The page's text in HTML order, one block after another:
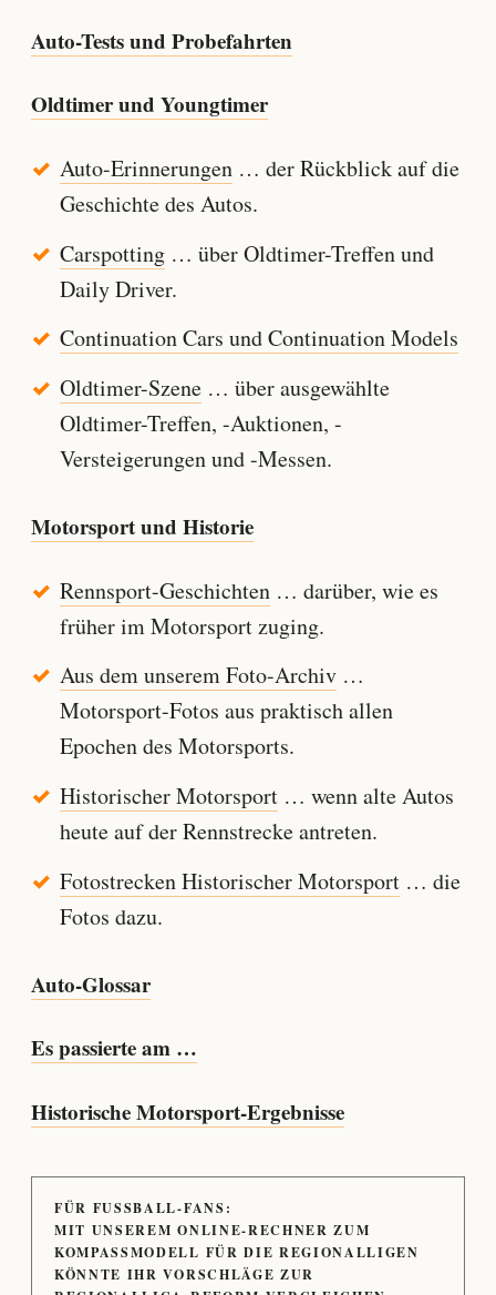
Auto-Tests und Probefahrten
Oldtimer und Youngtimer
Auto-Erinnerungen… der Rückblick auf die
Geschichte des Autos.
Carspotting… über Oldtimer-Treffen und
Daily Driver.
Continuation Cars und Continuation Models
Oldtimer-Szene… über ausgewählte
Oldtimer-Treffen, -Auktionen, -
Versteigerungen und -Messen.
Motorsport und Historie
Rennsport-Geschichten… darüber, wie es
früher im Motorsport zuging.
Aus dem unserem Foto-Archiv…
Motorsport-Fotos aus praktisch allen
Epochen des Motorsports.
Historischer Motorsport… wenn alte Autos
heute auf der Rennstrecke antreten.
Fotostrecken Historischer Motorsport… die
Fotos dazu.
Auto-Glossar
Es passierte am …
Historische Motorsport-Ergebnisse
FÜR FUSSBALL-FANS:
MIT UNSEREM ONLINE-RECHNER ZUM
KOMPASSMODELL FÜR DIE REGIONALLIGEN
KÖNNTE IHR VORSCHLÄGE ZUR